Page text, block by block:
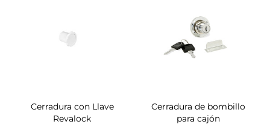
Cerradura con Llave
Revalock
Cerradura de bombillo
para cajón